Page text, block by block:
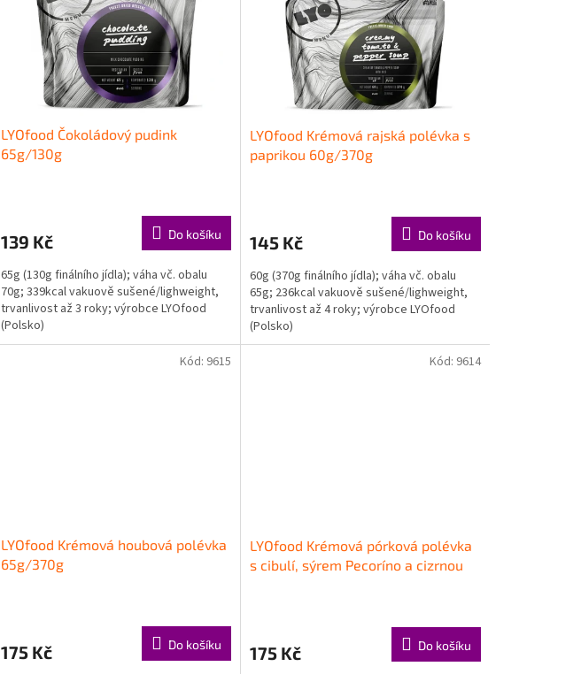
LYOfood Čokoládový pudink
65g/130g
139 Kč Do košíku
65g (130g finálního jídla); váha vč. obalu
70g; 339kcal vakuově sušené/lighweight,
trvanlivost až 3 roky; výrobce LYOfood
(Polsko)
LYOfood Krémová rajská polévka s
paprikou 60g/370g
145 Kč Do košíku
60g (370g finálního jídla); váha vč. obalu
65g; 236kcal vakuově sušené/lighweight,
trvanlivost až 4 roky; výrobce LYOfood
(Polsko)
LYOfood Krémová houbová polévka
65g/370g
175 Kč Do košíku
Kód: 9615
LYOfood Krémová pórková polévka
s cibulí, sýrem Pecoríno a cizrnou
175 Kč Do košíku
Kód: 9614